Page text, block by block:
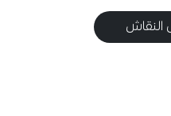
النقاش